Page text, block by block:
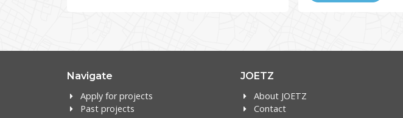
Navigate
Apply for projects
Past projects
JOETZ
About JOETZ
Contact